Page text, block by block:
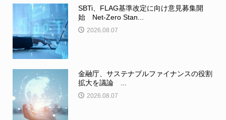
SBTi、FLAG基準改定に向け意見募集開
始 Net-Zero Stan...
2026.08.07
金融庁、サステナブルファイナンスの役割
拡大を議論 ...
2026.08.07